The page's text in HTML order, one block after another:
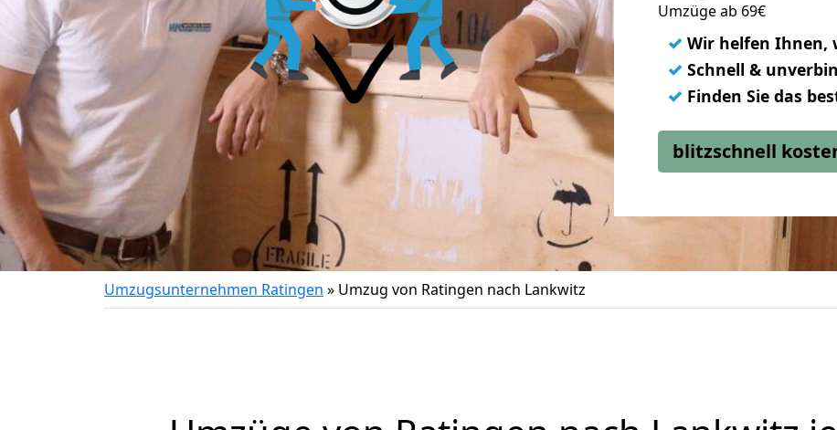
Umzüge ab 69€
✓ Wir helfen Ihnen,
✓ Schnell &
✓ Finden Sie das
blitzschnell
Umzugsunternehmen Ratingen » Umzug von Ratingen nach Lankwitz